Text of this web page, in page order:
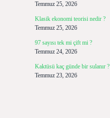
Temmuz 25, 2026
Klasik ekonomi teorisi nedir ?
Temmuz 25, 2026
97 sayısı tek mi çift mi ?
Temmuz 24, 2026
Kaktüsü kaç günde bir sulanır ?
Temmuz 23, 2026